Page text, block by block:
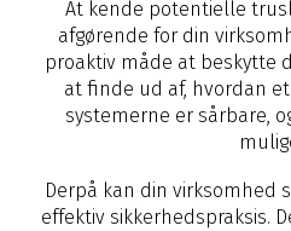
At kende potentielle
afgørende for din
proaktiv måde at beskytte
at finde ud af, hvordan
systemerne er sårbare,
Derpå kan din virksomhed
effektiv sikkerhedspraksis.